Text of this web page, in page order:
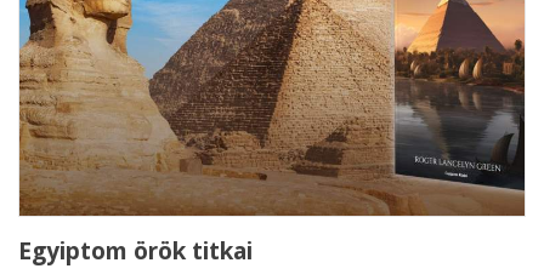
Egyiptom örök titkai